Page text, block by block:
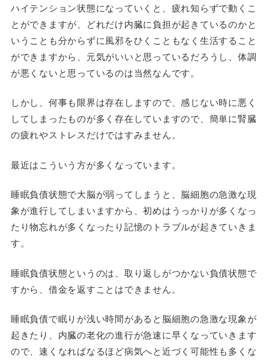
ハイテンション状態になっていくと、疲れ知らずで動くこ
とができますが、どれだけ内臓に負担が起きているのかと
いうことも分からずに風邪をひくこともなく生活すること
ができますから、元気がいいと思っているだろうし、体調
が悪くないと思っているのは当然なんです。
しかし、何事も限界は存在しますので、感じない時に悪く
してしまったものが多く存在していますので、簡単に腎臓
の疲れやストレスだけではすみません。
最近はこういう方が多くなっています。
睡眠負債状態で大脳が弱ってしまうと、脳細胞の急激な現
象が進行してしまいますから、初めはうっかりが多くなっ
たり物忘れが多くなったり記憶のトラブルが起きていきま
す。
睡眠負債状態というのは、取り返しがつかない負債状態で
すから、借金を返すことはできません。
睡眠負債で眠りが浅い時間があると脳細胞の急激な現象が
起きたり、内臓の老化の進行が急速に早くなっていきます
ので、速くなればなるほど病気へと近づく可能性も多くな